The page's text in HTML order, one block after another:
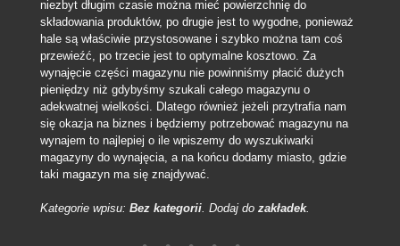
niezbyt długim czasie można mieć powierzchnię do
składowania produktów, po drugie jest to wygodne, ponieważ
hale są właściwie przystosowane i szybko można tam coś
przewieźć, po trzecie jest to optymalne kosztowo. Za
wynajęcie części magazynu nie powinniśmy płacić dużych
pieniędzy niż gdybyśmy szukali całego magazynu o
adekwatnej wielkości. Dlatego również jeżeli przytrafia nam
się okazja na biznes i będziemy potrzebować magazynu na
wynajem to najlepiej o ile wpiszemy do wyszukiwarki
magazyny do wynajęcia, a na końcu dodamy miasto, gdzie
taki magazyn ma się znajdywać.
Kategorie wpisu: Bez kategorii. Dodaj do zakładek.